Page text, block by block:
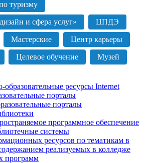
туризму
и сфера услуг» ЦПДЭ
Мастерские Центр карьеры
Целевое обучение Музей
ресурсы Internet
порталы
порталы
программное обеспечение
системы
ресурсов по тематикам в
реализуемых в колледже
программ